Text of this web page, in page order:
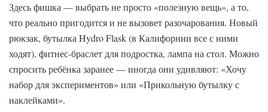
Здесь фишка — выбрать не просто «полезную вещь», а то,
что реально пригодится и не вызовет разочарования. Новый
рюкзак, бутылка Hydro Flask (в Калифорнии все с ними
ходят), фитнес-браслет для подростка, лампа на стол. Можно
спросить ребёнка заранее — иногда они удивляют: «Хочу
набор для экспериментов» или «Прикольную бутылку с
наклейками».